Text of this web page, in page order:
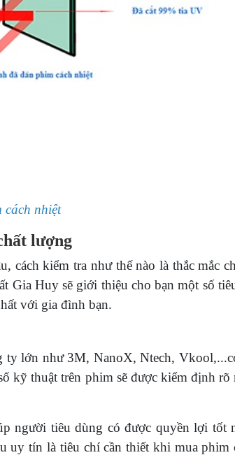
cách nhiệt
lượng
cách kiểm tra như thế nào là thắc mắc
Gia Huy sẽ giới thiệu cho bạn một số
với gia đình bạn.
ty lớn như 3M, NanoX, Ntech,
kỹ thuật trên phim sẽ được kiểm định rõ
người tiêu dùng có được quyền lợi tốt
uy tín là tiêu chí cần thiết khi mua phim